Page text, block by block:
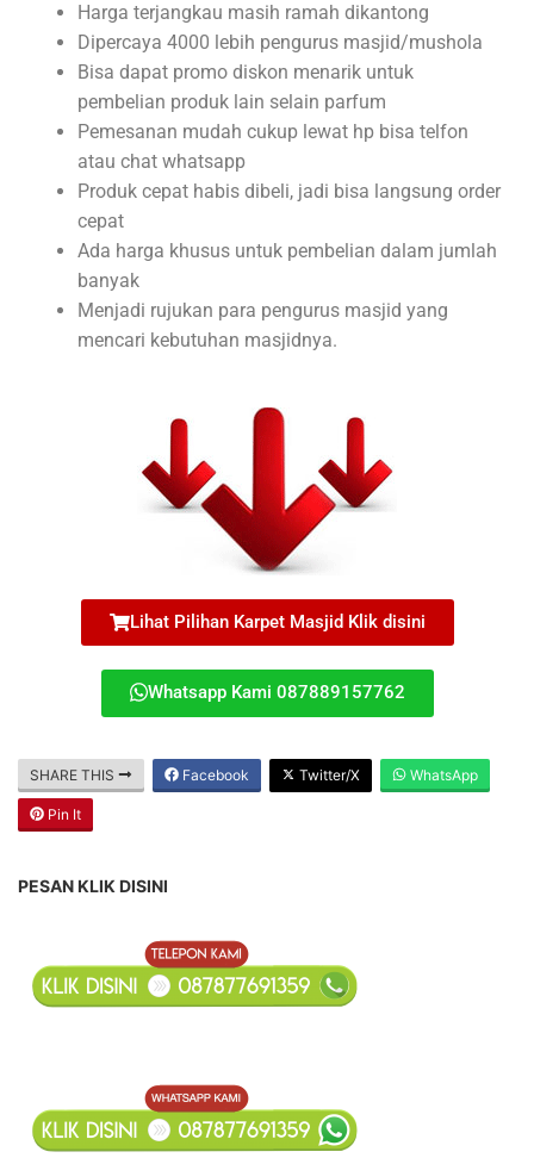
Harga terjangkau masih ramah dikantong
Dipercaya 4000 lebih pengurus masjid/mushola
Bisa dapat promo diskon menarik untuk
pembelian produk lain selain parfum
Pemesanan mudah cukup lewat hp bisa telfon
atau chat whatsapp
Produk cepat habis dibeli, jadi bisa langsung order
cepat
Ada harga khusus untuk pembelian dalam jumlah
banyak
Menjadi rujukan para pengurus masjid yang
mencari kebutuhan masjidnya.
Lihat Pilihan Karpet Masjid Klik disini
Whatsapp Kami 087889157762
SHARE THIS Facebook Twitter/X WhatsApp
Pin It
PESAN KLIK DISINI